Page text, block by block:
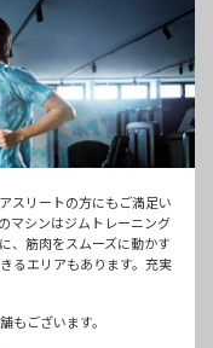
スリートの方にもご満足い
マシンはジムトレーニング
、筋肉をスムーズに動かす
るエリアもあります。充実
ございます。